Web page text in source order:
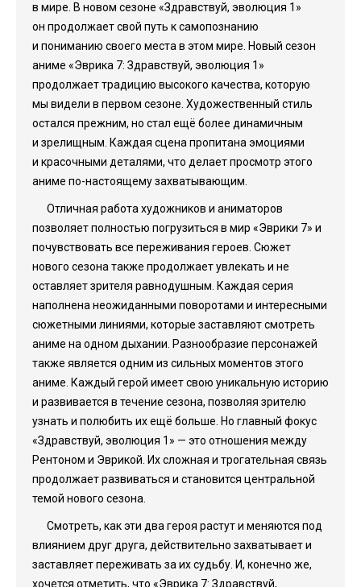
в мире. В новом сезоне «Здравствуй, эволюция 1»
он продолжает свой путь к самопознанию
и пониманию своего места в этом мире. Новый сезон
аниме «Эврика 7: Здравствуй, эволюция 1»
продолжает традицию высокого качества, которую
мы видели в первом сезоне. Художественный стиль
остался прежним, но стал ещё более динамичным
и зрелищным. Каждая сцена пропитана эмоциями
и красочными деталями, что делает просмотр этого
аниме по-настоящему захватывающим.
Отличная работа художников и аниматоров
позволяет полностью погрузиться в мир «Эврики 7» и
почувствовать все переживания героев. Сюжет
нового сезона также продолжает увлекать и не
оставляет зрителя равнодушным. Каждая серия
наполнена неожиданными поворотами и интересными
сюжетными линиями, которые заставляют смотреть
аниме на одном дыхании. Разнообразие персонажей
также является одним из сильных моментов этого
аниме. Каждый герой имеет свою уникальную историю
и развивается в течение сезона, позволяя зрителю
узнать и полюбить их ещё больше. Но главный фокус
«Здравствуй, эволюция 1» — это отношения между
Рентоном и Эврикой. Их сложная и трогательная связь
продолжает развиваться и становится центральной
темой нового сезона.
Смотреть, как эти два героя растут и меняются под
влиянием друг друга, действительно захватывает и
заставляет переживать за их судьбу. И, конечно же,
хочется отметить, что «Эврика 7: Здравствуй,